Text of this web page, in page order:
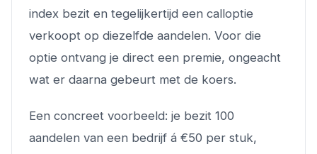
index bezit en tegelijkertijd een calloptie
verkoopt op diezelfde aandelen. Voor die
optie ontvang je direct een premie, ongeacht
wat er daarna gebeurt met de koers.
Een concreet voorbeeld: je bezit 100
aandelen van een bedrijf á €50 per stuk,